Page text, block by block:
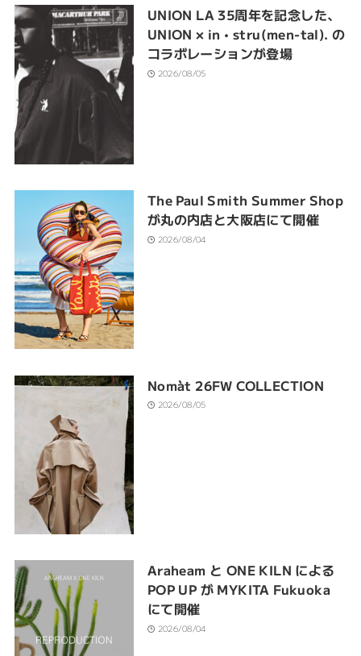
UNION LA 35周年を記念した、
UNION × in • stru(men-tal). の
コラボレーションが登場
2026/08/05
The Paul Smith Summer Shop
が丸の内店と大阪店にて開催
2026/08/04
Nomàt 26FW COLLECTION
2026/08/05
Araheam と ONE KILN による
POP UP が MYKITA Fukuoka
にて開催
2026/08/04